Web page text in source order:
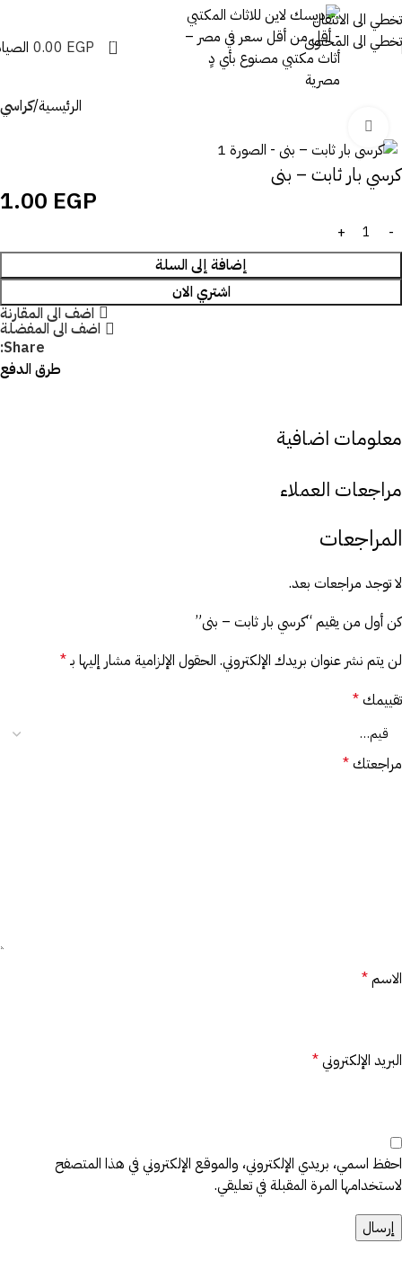
تخطي الى الانتقال
تخطي الى المحتوى
0
0.00 EGP
الرئيسية كراسي
كرسي بار ثابت – بنى
1.00 EGP
إضافة إلى السلة
اشتري الان
اضف الى المقارنة
اضف الى المفضلة
Share:
طرق الدفع
معلومات اضافية
مراجعات العملاء
المراجعات
لا توجد مراجعات بعد.
كن أول من يقيم “كرسي بار ثابت – بنى”
لن يتم نشر عنوان بريدك الإلكتروني. الحقول الإلزامية مشار إليها بـ*
تقييمك*
مراجعتك*
الاسم*
البريد الإلكتروني*
احفظ اسمي، بريدي الإلكتروني، والموقع الإلكتروني في هذا المتصفح
لاستخدامها المرة المقبلة في تعليقي.